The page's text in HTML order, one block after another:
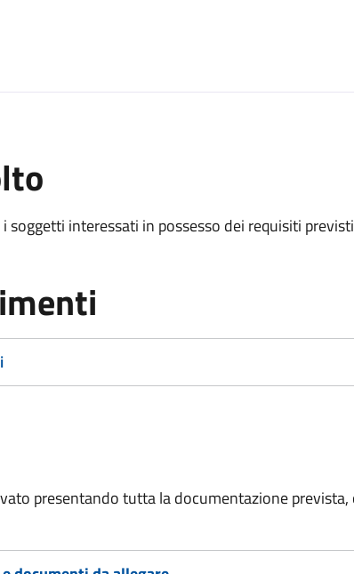
soggetti interessati in possesso dei requisiti
presentando tutta la documentazione